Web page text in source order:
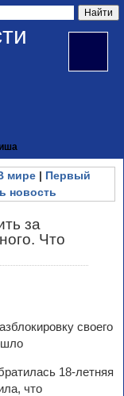
мире| Первый
новость
за
Что
18-летняя
что